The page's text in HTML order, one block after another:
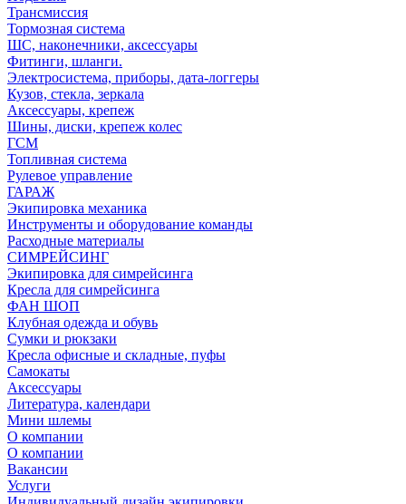
Трансмиссия
Тормозная система
ШС, наконечники, аксессуары
Фитинги, шланги.
Электросистема, приборы, дата-логгеры
Кузов, стекла, зеркала
Аксессуары, крепеж
Шины, диски, крепеж колес
ГСМ
Топливная система
Рулевое управление
ГАРАЖ
Экипировка механика
Инструменты и оборудование команды
Расходные материалы
СИМРЕЙСИНГ
Экипировка для симрейсинга
Кресла для симрейсинга
ФАН ШОП
Клубная одежда и обувь
Сумки и рюкзаки
Кресла офисные и складные, пуфы
Самокаты
Аксессуары
Литература, календари
Мини шлемы
О компании
О компании
Вакансии
Услуги